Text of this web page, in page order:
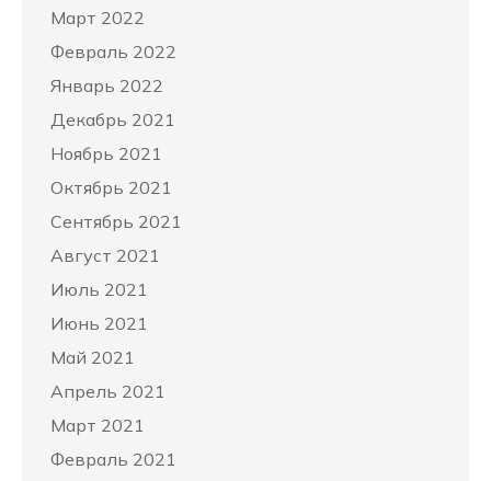
Март 2022
Февраль 2022
Январь 2022
Декабрь 2021
Ноябрь 2021
Октябрь 2021
Сентябрь 2021
Август 2021
Июль 2021
Июнь 2021
Май 2021
Апрель 2021
Март 2021
Февраль 2021